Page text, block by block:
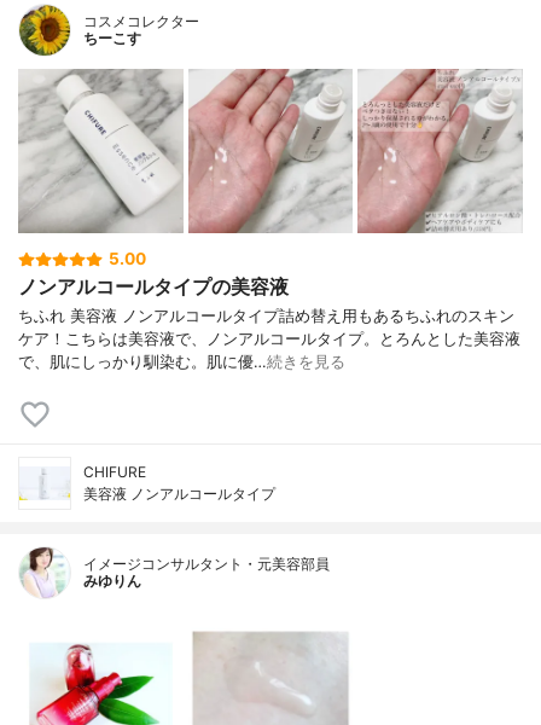
コスメコレクター
ちーこす
5.00
ノンアルコールタイプの美容液
ちふれ 美容液 ノンアルコールタイプ詰め替え用もあるちふれのスキン
ケア！こちらは美容液で、ノンアルコールタイプ。とろんとした美容液
で、肌にしっかり馴染む。肌に優…続きを見る
CHIFURE
美容液 ノンアルコールタイプ
イメージコンサルタント・元美容部員
みゆりん